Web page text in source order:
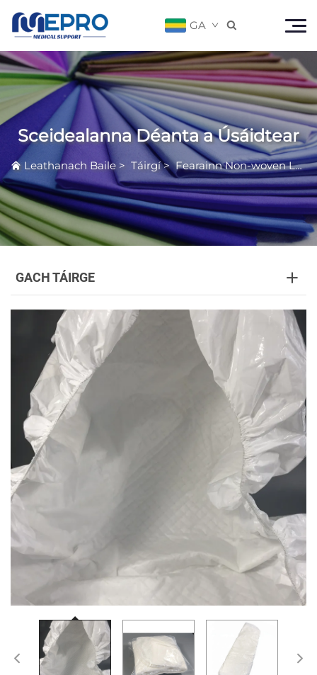
GA 
Sceidealanna Déanta a Úsáidtear
Leathanach Baile > Táirgí>Fearainn Non-woven Leighis
GACH TÁIRGE